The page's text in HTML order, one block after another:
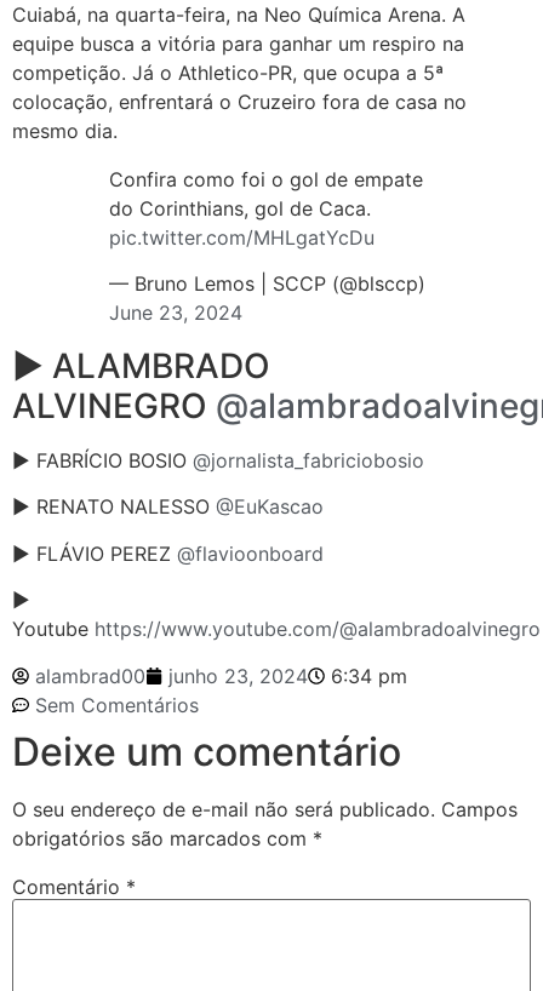
Cuiabá, na quarta-feira, na Neo Química Arena. A
equipe busca a vitória para ganhar um respiro na
competição. Já o Athletico-PR, que ocupa a 5ª
colocação, enfrentará o Cruzeiro fora de casa no
mesmo dia.
Confira como foi o gol de empate
do Corinthians, gol de Caca.
pic.twitter.com/MHLgatYcDu
— Bruno Lemos | SCCP (@blsccp)
June 23, 2024
► ALAMBRADO
ALVINEGRO
► FABRÍCIO BOSIO @jornalista_fabriciobosio
► RENATO NALESSO @EuKascao
► FLÁVIO PEREZ @flavioonboard
►
Youtube https://www.youtube.com/@alambradoalvinegro
alambrad00
junho 23, 2024
6:34 pm
Sem Comentários
Deixe um comentário
O seu endereço de e-mail não será publicado. Campos
obrigatórios são marcados com *
Comentário *